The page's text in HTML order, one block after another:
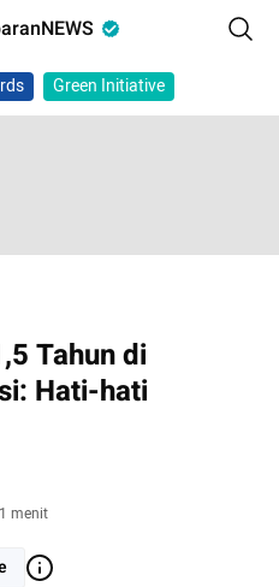
Green Initiative
Tahun di
Hati-hati
menit